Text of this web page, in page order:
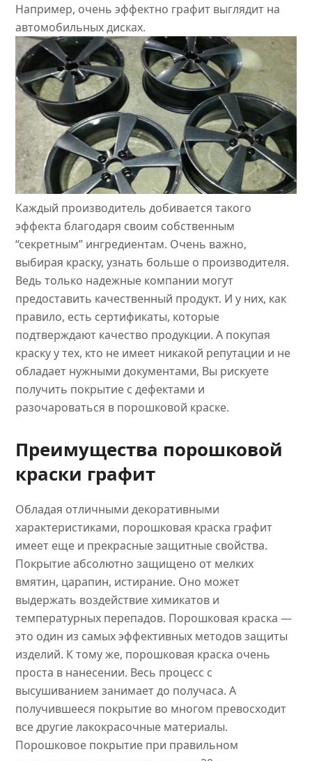
Например, очень эффектно графит выглядит на
автомобильных дисках.
Каждый производитель добивается такого
эффекта благодаря своим собственным
“секретным” ингредиентам. Очень важно,
выбирая краску, узнать больше о производителя.
Ведь только надежные компании могут
предоставить качественный продукт. И у них, как
правило, есть сертификаты, которые
подтверждают качество продукции. А покупая
краску у тех, кто не имеет никакой репутации и не
обладает нужными документами, Вы рискуете
получить покрытие с дефектами и
разочароваться в порошковой краске.
Преимущества порошковой
краски графит
Обладая отличными декоративными
характеристиками, порошковая краска графит
имеет еще и прекрасные защитные свойства.
Покрытие абсолютно защищено от мелких
вмятин, царапин, истирание. Оно может
выдержать воздействие химикатов и
температурных перепадов. Порошковая краска —
это один из самых эффективных методов защиты
изделий. К тому же, порошковая краска очень
проста в нанесении. Весь процесс с
высушиванием занимает до получаса. А
получившееся покрытие во многом превосходит
все другие лакокрасочные материалы.
Порошковое покрытие при правильном